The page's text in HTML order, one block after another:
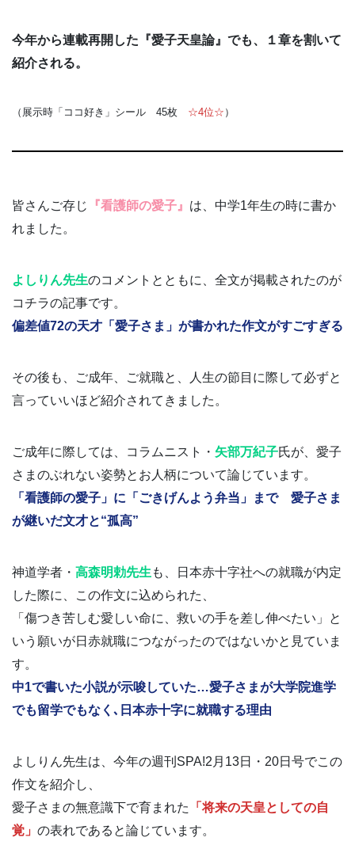
今年から連載再開した『愛子天皇論』でも、１章を割いて
紹介される。
（展示時「ココ好き」シール 45枚 ☆4位☆ ）
皆さんご存じ 『看護師の愛子』 は、中学1年生の時に書か
れました。
よしりん先生のコメントとともに、全文が掲載されたのが
コチラの記事です。
偏差値72の天才「愛子さま」が書かれた作文がすごすぎる
その後も、ご成年、ご就職と、人生の節目に際して必ずと
言っていいほど紹介されてきました。
ご成年に際しては、コラムニスト・ 矢部万紀子氏が、愛子
さまのぶれない姿勢とお人柄について論じています。
「看護師の愛子」に「ごきげんよう弁当」まで 愛子さま
が継いだ文才と“孤高”
神道学者・ 高森明勅先生 も、日本赤十字社への就職が内定
した際に、この作文に込められた、
「傷つき苦しむ愛しい命に、救いの手を差し伸べたい」と
いう願いが日赤就職につながったのではないかと見ていま
す。
中1で書いた小説が示唆していた…愛子さまが大学院進学
でも留学でもなく､日本赤十字に就職する理由
よしりん先生は、今年の週刊SPA!2月13日・20日号でこの
作文を紹介し、
愛子さまの無意識下で育まれた
「将来の天皇としての自
覚」 の表れであると論じています。